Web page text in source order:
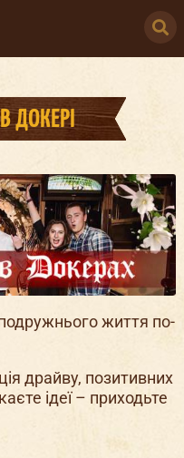
ДОКЕРІ
життя по-
драйву, позитивних
ідеї – приходьте